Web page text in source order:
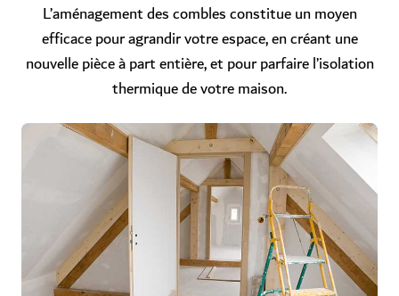
L’aménagement des combles constitue un moyen
efficace pour agrandir votre espace, en créant une
nouvelle pièce à part entière, et pour parfaire l’isolation
thermique de votre maison.